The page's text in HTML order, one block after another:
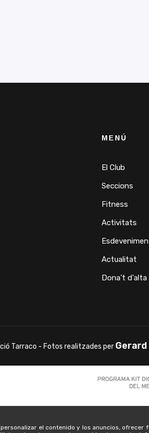
MENÚ
El Club
Seccions
Fitness
Activitats
Actualitat
Dona't d'alta
Tarraco - Fotos realitzades per Gerard
el contenido y los anuncios,